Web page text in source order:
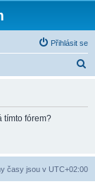
Přihlásit se
tímto fórem?
časy jsou v UTC+02:00